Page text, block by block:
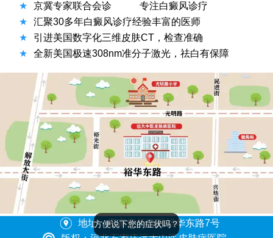
★ 京冀专家联合会诊
专注白癜风诊疗
★
汇聚30多年白癜风诊疗经验丰富的医师
★
引进美国数字化三维皮肤CT，检查准确
★
全新美国极速308nm准分子激光，祛白有保障
地址：石家庄桥西区裕华东路7号
方便说下您的症状吗？